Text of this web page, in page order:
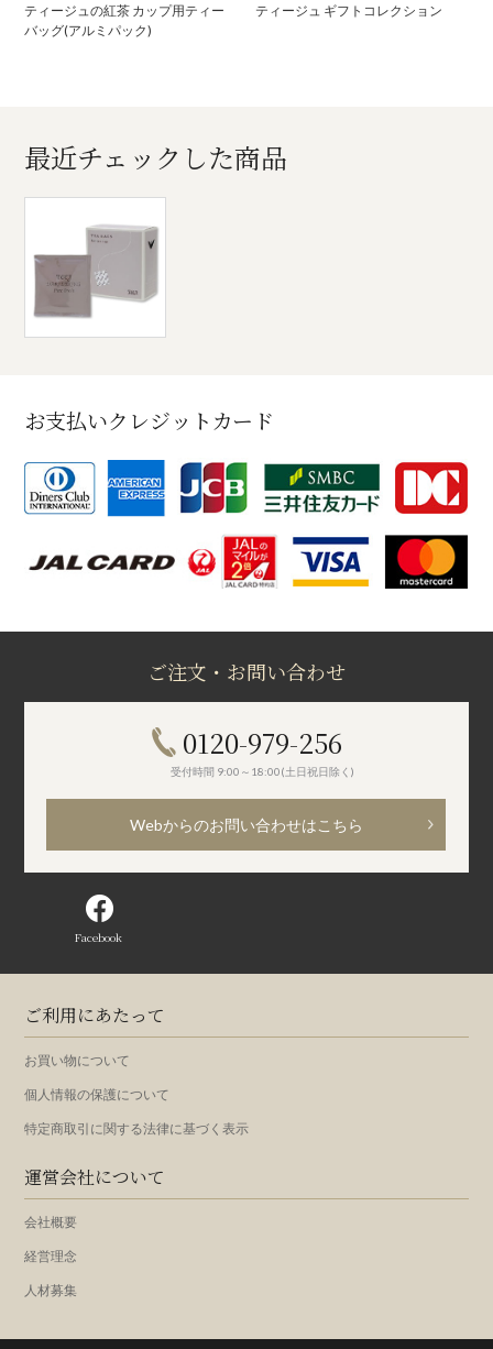
ティージュの紅茶 カップ用ティー
バッグ(アルミパック)
ティージュ ギフトコレクション
最近チェックした商品
お支払いクレジットカード
ご注文・お問い合わせ
0120-979-256
受付時間 9:00～18:00(土日祝日除く)
Webからのお問い合わせはこちら
Facebook
ご利用にあたって
お買い物について
個人情報の保護について
特定商取引に関する法律に基づく表示
運営会社について
会社概要
経営理念
人材募集